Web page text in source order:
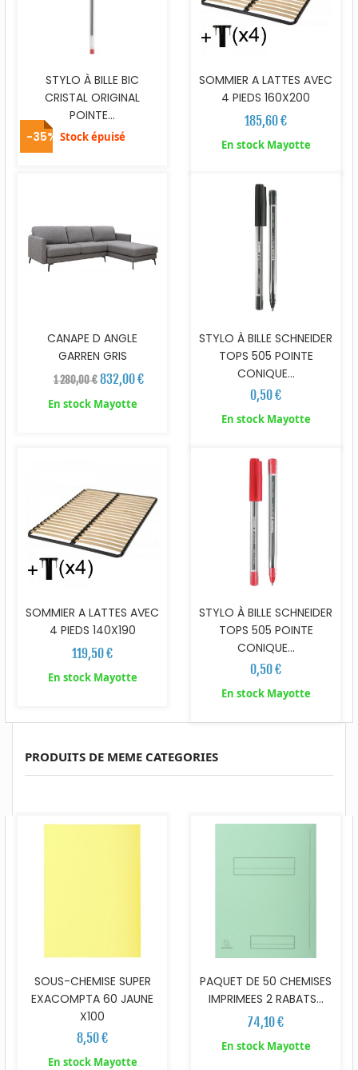
STYLO À BILLE BIC
CRISTAL ORIGINAL
POINTE...
Stock épuisé
SOMMIER A LATTES AVEC
4 PIEDS 160X200
185,60 €
En stock Mayotte
-35%
CANAPE D ANGLE
GARREN GRIS
1 280,00 € 832,00 €
En stock Mayotte
STYLO À BILLE SCHNEIDER
TOPS 505 POINTE
CONIQUE...
0,50 €
En stock Mayotte
SOMMIER A LATTES AVEC
4 PIEDS 140X190
119,50 €
En stock Mayotte
STYLO À BILLE SCHNEIDER
TOPS 505 POINTE
CONIQUE...
0,50 €
En stock Mayotte
PRODUITS DE MEME CATEGORIES
SOUS-CHEMISE SUPER
EXACOMPTA 60 JAUNE
X100
8,50 €
En stock Mayotte
PAQUET DE 50 CHEMISES
IMPRIMEES 2 RABATS...
74,10 €
En stock Mayotte